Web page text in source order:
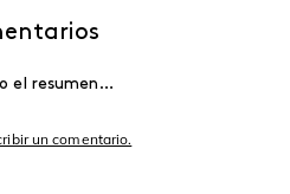
el resumen…
un comentario.